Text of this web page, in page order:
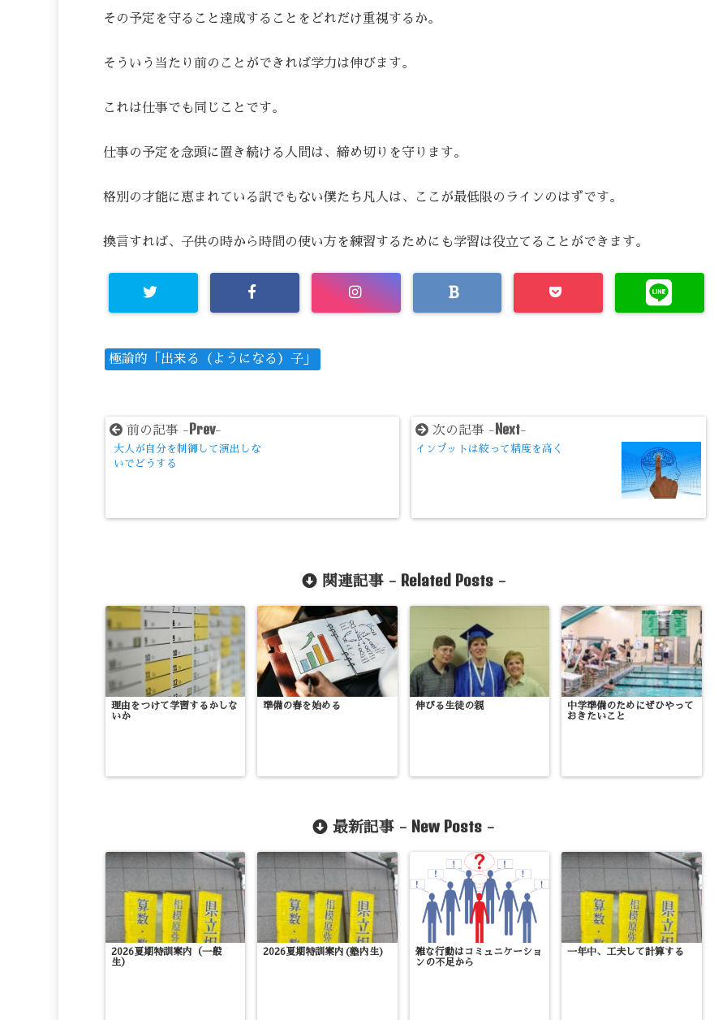
その予定を守ること達成することをどれだけ重視するか。
そういう当たり前のことができれば学力は伸びます。
これは仕事でも同じことです。
仕事の予定を念頭に置き続ける人間は、締め切りを守ります。
格別の才能に恵まれている訳でもない僕たち凡人は、ここが最低限のラインのはずです。
換言すれば、子供の時から時間の使い方を練習するためにも学習は役立てることができます。
極論的「出来る（ようになる）子」
前の記事 - Prev-
大人が自分を制御して演出しな
いでどうする
次の記事 - Next-
インプットは絞って精度を高く
関連記事 - Related Posts-
理由をつけて学習するかしな
いか
準備の春を始める 伸びる生徒の親
中学準備のためにぜひやって
おきたいこと
最新記事 - New Posts -
2026夏期特訓案内（一般
生）
2026夏期特訓案内(塾内生)
雑な行動はコミュニケーショ
ンの不足から
一年中、工夫して計算する